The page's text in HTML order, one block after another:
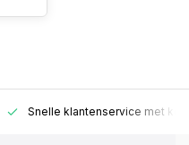
Snelle klantenservice met